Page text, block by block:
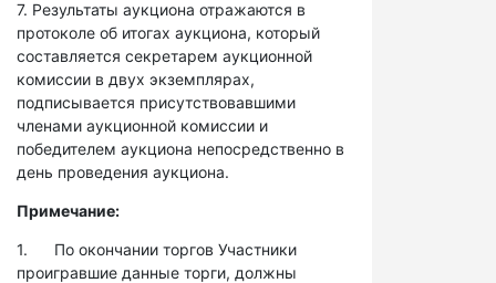
7. Результаты аукциона отражаются в
протоколе об итогах аукциона, который
составляется секретарем аукционной
комиссии в двух экземплярах,
подписывается присутствовавшими
членами аукционной комиссии и
победителем аукциона непосредственно в
день проведения аукциона.
Примечание:
1. По окончании торгов Участники
проигравшие данные торги, должны